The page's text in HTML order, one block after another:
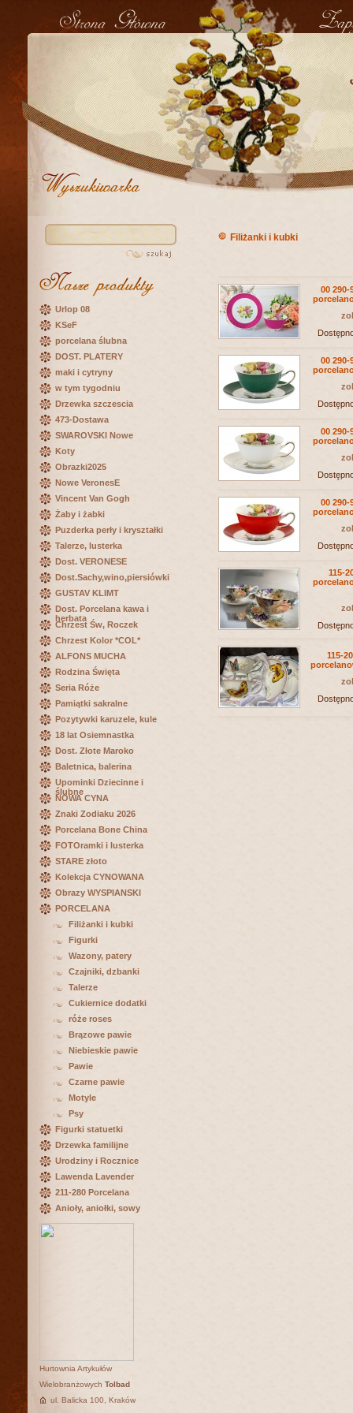
Urlop 08
KSeF
porcelana ślubna
DOST. PLATERY
maki i cytryny
w tym tygodniu
Drzewka szczescia
473-Dostawa
SWAROVSKI Nowe
Koty
Obrazki2025
Nowe VeronesE
Vincent Van Gogh
Żaby i żabki
Puzderka perły i kryształki
Talerze, lusterka
Dost. VERONESE
Dost.Sachy,wino,piersiówki
GUSTAV KLIMT
Dost. Porcelana kawa i
herbata
Chrzest Św, Roczek
Chrzest Kolor *COL*
ALFONS MUCHA
Rodzina Święta
Seria Róże
Pamiątki sakralne
Pozytywki karuzele, kule
18 lat Osiemnastka
Dost. Złote Maroko
Baletnica, balerina
Upominki Dziecinne i
ślubne
NOWA CYNA
Znaki Zodiaku 2026
Porcelana Bone China
FOTOramki i lusterka
STARE złoto
Kolekcja CYNOWANA
Obrazy WYSPIANSKI
PORCELANA
Filiżanki i kubki
Figurki
Wazony, patery
Czajniki, dzbanki
Talerze
Cukiernice dodatki
róże roses
Brązowe pawie
Niebieskie pawie
Pawie
Czarne pawie
Motyle
Psy
Figurki statuetki
Drzewka familijne
Urodziny i Rocznice
Lawenda Lavender
211-280 Porcelana
Anioły, aniołki, sowy
Filiżanki i kubki
00 290-
00 290-
00 290-
00 290-
115-
115-
Hurtownia Artykułów
Wielobranżowych Tolbad
ul. Balicka 100, Kraków